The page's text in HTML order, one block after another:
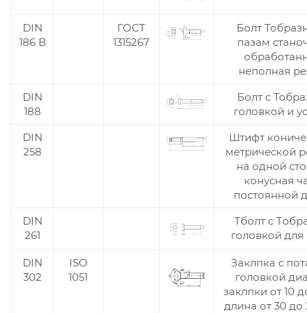
DIN
186 B
ГОСТ
1315267
Болт
пазам
неполная
DIN
188
Болт с
головкой и
DIN
258
Штифт
метрической
на одной
конусная
постоянной
DIN
261
Tболт с
головкой для
DIN
302
ISO
1051
Заклпка с
головкой
заклпки от 10
длина от 30